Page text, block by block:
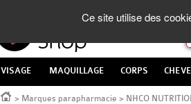
VISAGE MAQUILLAGE CORPS
Accueil
> Marques parapharmacie > NHCO
Ce site utilise des